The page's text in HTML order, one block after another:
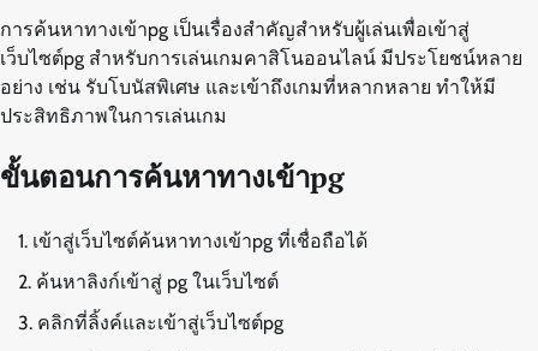
การค้นหาทางเข้าpg เป็นเรื่องสำคัญสำหรับผู้เล่นเพื่อเข้าสู่
เว็บไซต์pg สำหรับการเล่นเกมคาสิโนออนไลน์ มีประโยชน์หลาย
อย่าง เช่น รับโบนัสพิเศษ และเข้าถึงเกมที่หลากหลาย ทำให้มี
ประสิทธิภาพในการเล่นเกม
ขั้นตอนการค้นหาทางเข้าpg
เข้าสู่เว็บไซต์ค้นหาทางเข้าpg ที่เชื่อถือได้
ค้นหาลิงก์เข้าสู่ pg ในเว็บไซต์
คลิกที่ลิ้งค์และเข้าสู่เว็บไซต์pg